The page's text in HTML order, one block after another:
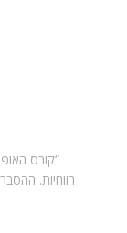
רווחיות.